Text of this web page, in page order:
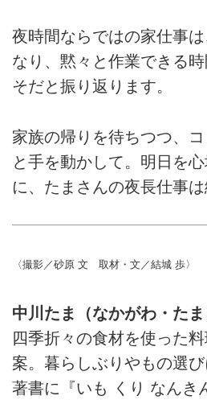
夜時間ならではの家仕事
なり、黙々と作業できる
そだと振り返ります。
家族の帰りを待ちつつ、
と手を動かして。明日を
に、たまさんの夜長仕事は
〈撮影／砂原 文 取材・文／結城 歩〉
中川たま（なかがわ・たま
四季折々の食材を使った
案。暮らしぶりやもの選び
著書に『いも くり なんき